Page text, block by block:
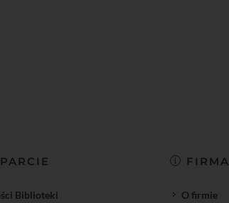
Biblioteki
FIRMA
O firmie